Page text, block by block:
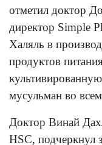
отметил доктор
директор Simple
Халяль в
продуктов
мусульман во
Доктор Винай
HSC, подчеркнул